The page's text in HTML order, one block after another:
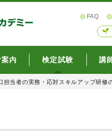
FAQ
内 検定試験 講
担当者の実務・応対スキルアップ研修